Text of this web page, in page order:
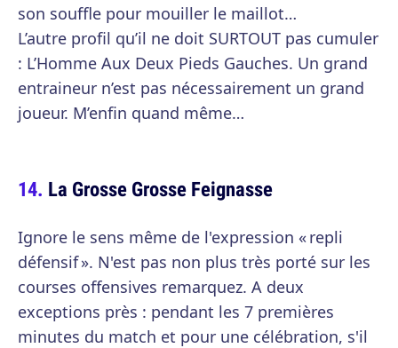
son souffle pour mouiller le maillot…
L’autre profil qu’il ne doit SURTOUT pas cumuler
: L’Homme Aux Deux Pieds Gauches. Un grand
entraineur n’est pas nécessairement un grand
joueur. M’enfin quand même…
La Grosse Grosse Feignasse
Ignore le sens même de l'expression « repli
défensif ». N'est pas non plus très porté sur les
courses offensives remarquez. A deux
exceptions près : pendant les 7 premières
minutes du match et pour une célébration, s'il